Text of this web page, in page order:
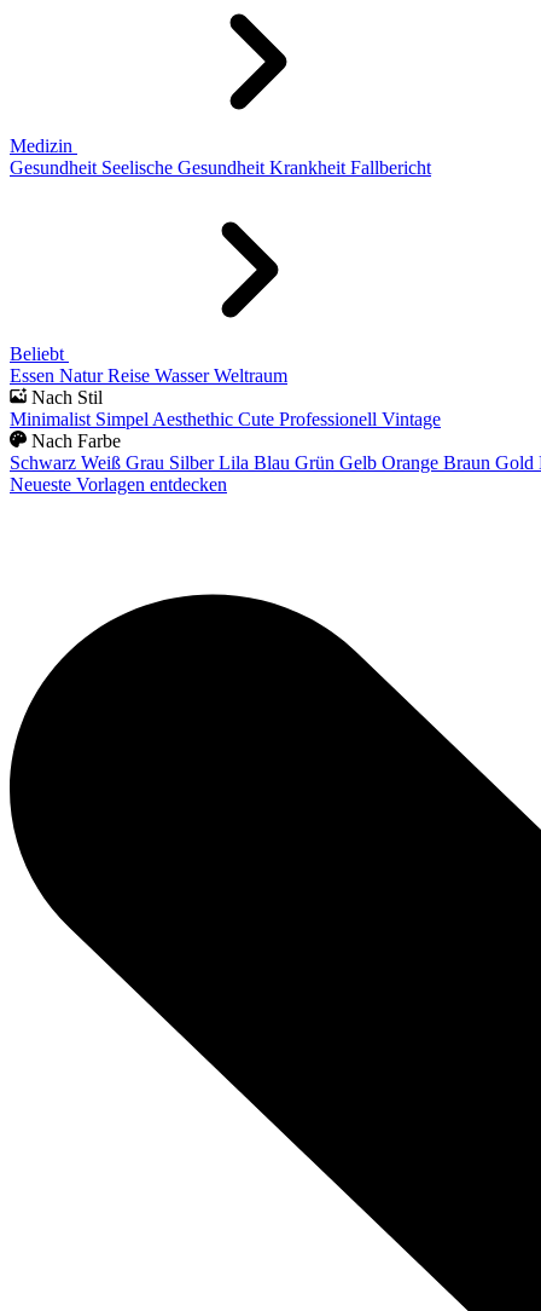
Medizin
Gesundheit Seelische Gesundheit Krankheit Fallbericht
Beliebt
Essen Natur Reise Wasser Weltraum
Nach Stil
Minimalist Simpel Aesthethic Cute Professionell Vintage
Nach Farbe
Schwarz Weiß Grau Silber Lila Blau Grün Gelb Orange Braun Gold
Neueste Vorlagen entdecken